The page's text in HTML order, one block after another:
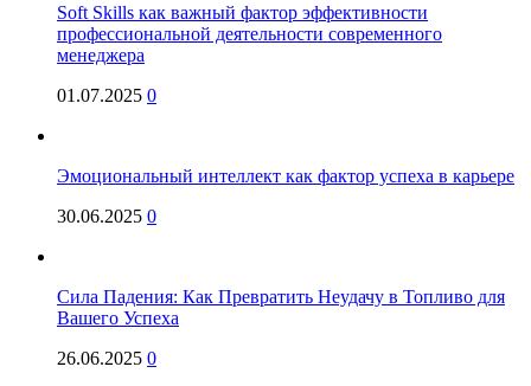
Soft Skills как важный фактор эффективности
профессиональной деятельности современного
менеджера
01.07.2025 0
Эмоциональный интеллект как фактор успеха в карьере
30.06.2025 0
Сила Падения: Как Превратить Неудачу в Топливо для
Вашего Успеха
26.06.2025 0